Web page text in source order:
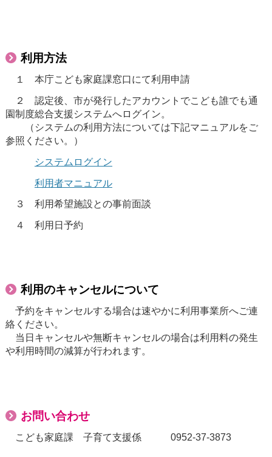
利用方法
１ 本庁こども家庭課窓口にて利用申請
２ 認定後、市が発行したアカウントでこども誰でも通
園制度総合支援システムへログイン。
（システムの利用方法については下記マニュアルをご
参照ください。）
システムログイン
利用者マニュアル
３ 利用希望施設との事前面談
４ 利用日予約
利用のキャンセルについて
予約をキャンセルする場合は速やかに利用事業所へご連
絡ください。
当日キャンセルや無断キャンセルの場合は利用料の発生
や利用時間の減算が行われます。
お問い合わせ
こども家庭課 子育て支援係 0952-37-3873